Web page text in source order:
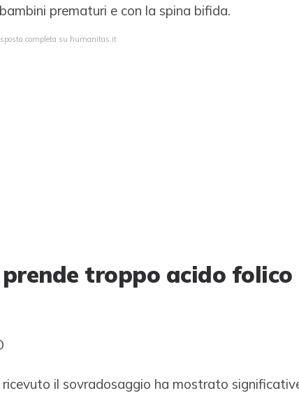
prematuri e con la spina bifida.
completa su humanitas.it
prende troppo acido folico
il sovradosaggio ha mostrato